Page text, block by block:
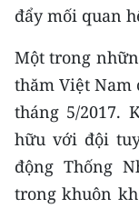
đẩy mối quan
Một trong
thăm Việt Nam
tháng 5/2017.
hữu với đội
động Thống
trong khuôn